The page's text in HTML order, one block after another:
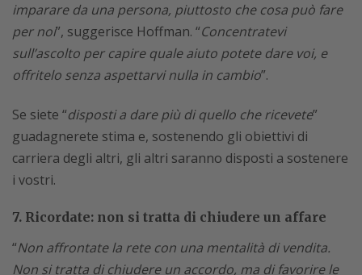
imparare da una persona, piuttosto che cosa può fare
per noi”, suggerisce Hoffman. “Concentratevi
sull’ascolto per capire quale aiuto potete dare voi, e
offritelo senza aspettarvi nulla in cambio”.
Se siete “disposti a dare più di quello che ricevete”
guadagnerete stima e, sostenendo gli obiettivi di
carriera degli altri, gli altri saranno disposti a sostenere
i vostri.
7. Ricordate: non si tratta di chiudere un affare
“Non affrontate la rete con una mentalità di vendita.
Non si tratta di chiudere un accordo, ma di favorire le